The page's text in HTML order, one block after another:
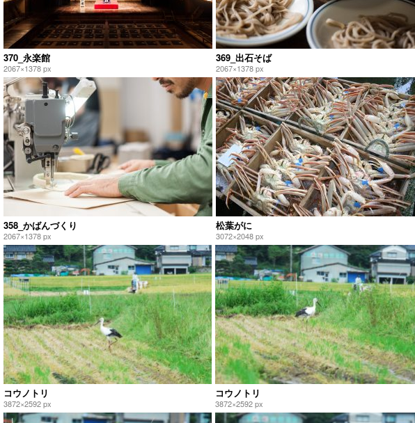
370_永楽館
2067×1378 px
369_出石そば
2067×1378 px
358_かばんづくり
2067×1378 px
松葉がに
3072×2048 px
コウノトリ
3872×2592 px
コウノトリ
3872×2592 px